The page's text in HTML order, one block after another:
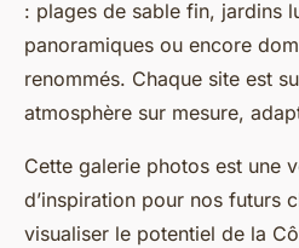
: plages de sable fin, jardins
panoramiques ou encore
renommés. Chaque site est
atmosphère sur mesure,
Cette galerie photos est une
d’inspiration pour nos futurs
visualiser le potentiel de la